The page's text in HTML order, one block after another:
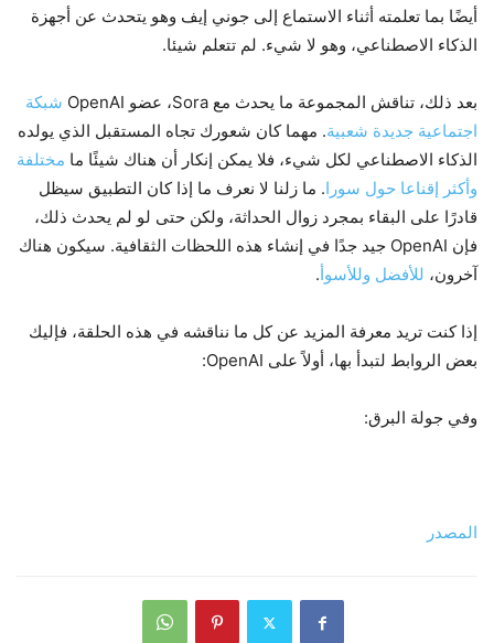
أيضًا بما تعلمته أثناء الاستماع إلى جوني إيف وهو يتحدث عن أجهزة
الذكاء الاصطناعي، وهو لا شيء. لم تتعلم شيئا.
بعد ذلك، تناقش المجموعة ما يحدث مع Sora، عضو OpenAI
شبكة
اجتماعية جديدة شعبية. مهما كان شعورك تجاه المستقبل الذي يولده
الذكاء الاصطناعي لكل شيء، فلا يمكن إنكار أن هناك شيئًا ما مختلفة
وأكثر إقناعا حول سورا. ما زلنا لا نعرف ما إذا كان التطبيق سيظل
قادرًا على البقاء بمجرد زوال الحداثة، ولكن حتى لو لم يحدث ذلك،
فإن OpenAI جيد جدًا في إنشاء هذه اللحظات الثقافية. سيكون هناك
آخرون، للأفضل وللأسوأ.
إذا كنت تريد معرفة المزيد عن كل ما نناقشه في هذه الحلقة، فإليك
بعض الروابط لتبدأ بها، أولاً على OpenAI:
وفي جولة البرق:
المصدر